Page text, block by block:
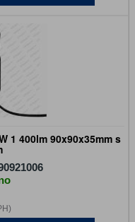
1 400lm 90x90x35mm s